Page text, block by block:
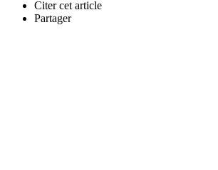
Citer cet article
Partager